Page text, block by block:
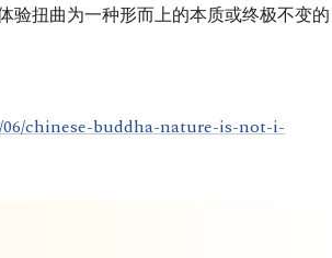
验扭曲为一种形而上的本质或终极不变的
chinese-buddha-nature-is-not-i-